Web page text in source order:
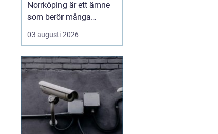
Norrköping är ett ämne
som berör många
husägare som vill
skydda sina fastigheter
onödigt höga
energikostnader. Ett
välmående tak ger
längre livslängd p&a...
03 augusti 2026